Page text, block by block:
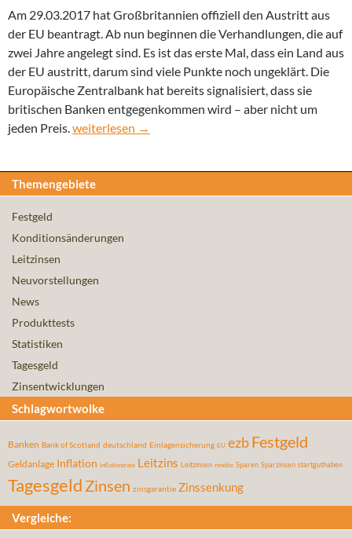
Am 29.03.2017 hat Großbritannien offiziell den Austritt aus
der EU beantragt. Ab nun beginnen die Verhandlungen, die auf
zwei Jahre angelegt sind. Es ist das erste Mal, dass ein Land aus
der EU austritt, darum sind viele Punkte noch ungeklärt. Die
Europäische Zentralbank hat bereits signalisiert, dass sie
britischen Banken entgegenkommen wird – aber nicht um
jeden Preis.Brexit: EZB zwischen Härte und Entgegenkommen
weiterlesen →
Themengebiete
Festgeld
Konditionsänderungen
Leitzinsen
Neuvorstellungen
News
Produkttests
Statistiken
Tagesgeld
Zinsentwicklungen
Schlagwortwolke
Banken Bank of Scotland deutschland Einlagensicherung EU ezbFestgeld
Geldanlage Inflation inflationsrate Leitzins Leitzinsen rendite Sparen Sparzinsen startguthaben
Tagesgeld Zinsen zinsgarantie Zinssenkung
Vergleiche: